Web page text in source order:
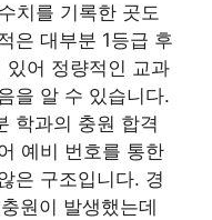
치를 기록한 곳도
은 대부분 1등급 후
있어 정량적인 교과
을 알 수 있습니다.
학과의 충원 합격
예비 번호를 통한
은 구조입니다. 경
원이 발생했는데